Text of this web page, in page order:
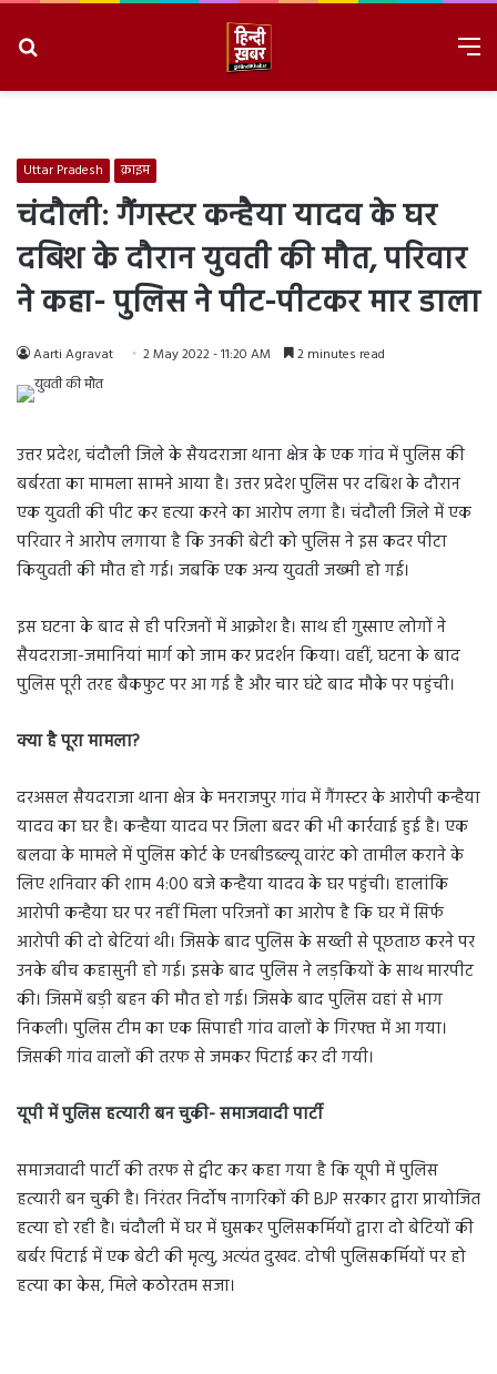
Uttar Pradesh क्राइम
चंदौली: गैंगस्टर कन्हैया यादव के घर
दबिश के दौरान युवती की मौत, परिवार
ने कहा- पुलिस ने पीट-पीटकर मार डाला
Aarti Agravat 2 May 2022 - 11:20 AM 2 minutes read
उत्तर प्रदेश, चंदौली जिले के सैयदराजा थाना क्षेत्र के एक गांव में पुलिस की
बर्बरता का मामला सामने आया है। उत्तर प्रदेश पुलिस पर दबिश के दौरान
एक युवती की पीट कर हत्या करने का आरोप लगा है। चंदौली जिले में एक
परिवार ने आरोप लगाया है कि उनकी बेटी को पुलिस ने इस कदर पीटा
कियुवती की मौत हो गई। जबकि एक अन्य युवती जख्मी हो गई।
इस घटना के बाद से ही परिजनों में आक्रोश है। साथ ही गुस्साए लोगों ने
सैयदराजा-जमानियां मार्ग को जाम कर प्रदर्शन किया। वहीं, घटना के बाद
पुलिस पूरी तरह बैकफुट पर आ गई है और चार घंटे बाद मौके पर पहुंची।
क्या है पूरा मामला?
दरअसल सैयदराजा थाना क्षेत्र के मनराजपुर गांव में गैंगस्टर के आरोपी कन्हैया
यादव का घर है। कन्हैया यादव पर जिला बदर की भी कार्रवाई हुई है। एक
बलवा के मामले में पुलिस कोर्ट के एनबीडब्ल्यू वारंट को तामील कराने के
लिए शनिवार की शाम 4:00 बजे कन्हैया यादव के घर पहुंची। हालांकि
आरोपी कन्हैया घर पर नहीं मिला परिजनों का आरोप है कि घर में सिर्फ
आरोपी की दो बेटियां थी। जिसके बाद पुलिस के सख्ती से पूछताछ करने पर
उनके बीच कहासुनी हो गई। इसके बाद पुलिस ने लड़कियों के साथ मारपीट
की। जिसमें बड़ी बहन की मौत हो गई। जिसके बाद पुलिस वहां से भाग
निकली। पुलिस टीम का एक सिपाही गांव वालों के गिरफ्त में आ गया।
जिसकी गांव वालों की तरफ से जमकर पिटाई कर दी गयी।
यूपी में पुलिस हत्यारी बन चुकी- समाजवादी पार्टी
समाजवादी पार्टी की तरफ से ट्वीट कर कहा गया है कि यूपी में पुलिस
हत्यारी बन चुकी है। निरंतर निर्दोष नागरिकों की BJP सरकार द्वारा प्रायोजित
हत्या हो रही है। चंदौली में घर में घुसकर पुलिसकर्मियों द्वारा दो बेटियों की
बर्बर पिटाई में एक बेटी की मृत्यु, अत्यंत दुखद. दोषी पुलिसकर्मियों पर हो
हत्या का केस, मिले कठोरतम सजा।